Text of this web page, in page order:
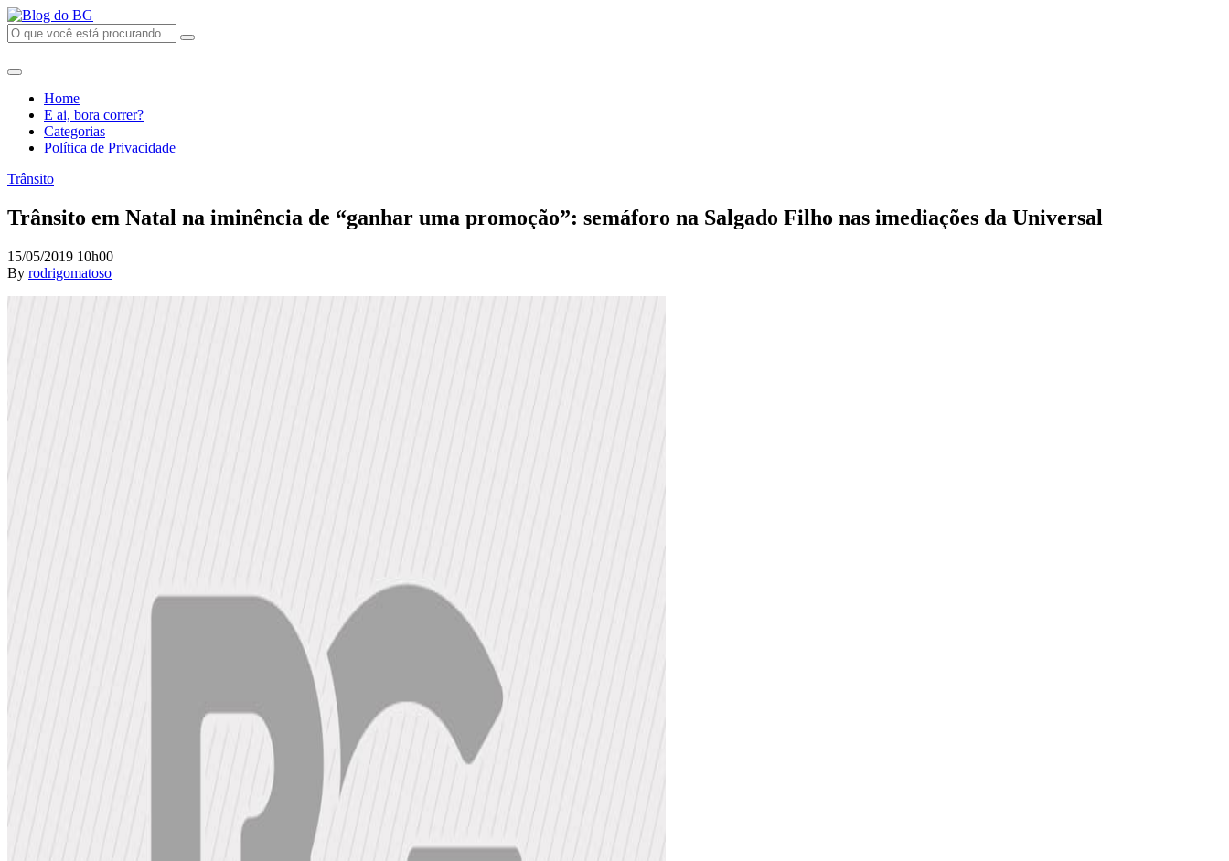
Home
E ai, bora correr?
Categorias
Política de Privacidade
Trânsito
Trânsito em Natal na iminência de “ganhar uma promoção”: semáforo na Salgado Filho nas imediações da Universal
15/05/2019 10h00
By rodrigomatoso